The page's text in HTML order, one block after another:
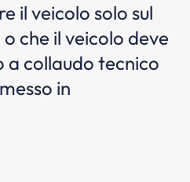
il veicolo solo sul
che il veicolo deve
a collaudo tecnico
in